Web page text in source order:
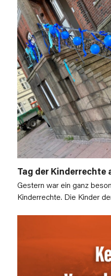
Tag der Kinderrechte
Gestern war ein ganz
Kinderrechte. Die Kinder